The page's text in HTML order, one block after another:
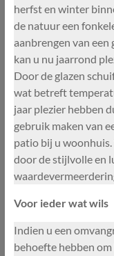
herfst en winter
de natuur een
aanbrengen van
kan u nu jaarrond
Door de glazen
wat betreft
jaar plezier hebben
gebruik maken van
patio bij u woonhuis.
door de stijlvolle en
Voor ieder wat wils
Indien u een
behoefte hebben